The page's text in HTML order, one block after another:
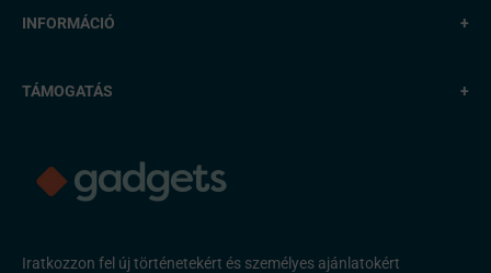
INFORMÁCIÓ +
TÁMOGATÁS +
Iratkozzon fel új történetekért és személyes ajánlatokért